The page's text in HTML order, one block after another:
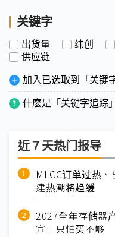
关键字
出货量 纬创
供应链
加入已选取到「关键
什麽是「关键字追踪」
近７天热门报导
MLCC订单过热
建热潮将趋缓
2027全年存储器
宣」只怕买不够